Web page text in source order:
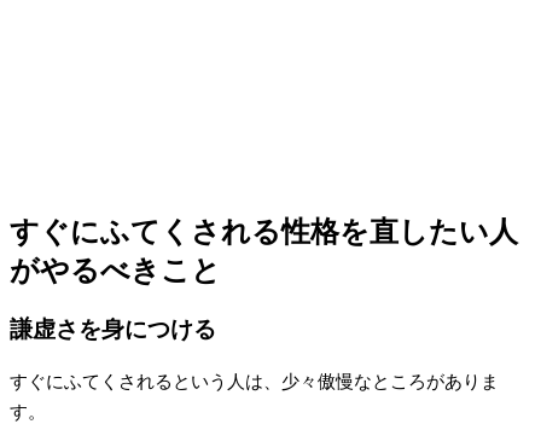
すぐにふてくされる性格を直したい人
がやるべきこと
謙虚さを身につける
すぐにふてくされるという人は、少々傲慢なところがありま
す。